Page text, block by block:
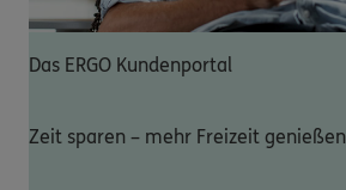
Das ERGO Kundenportal
Zeit sparen – mehr Freizeit genießen